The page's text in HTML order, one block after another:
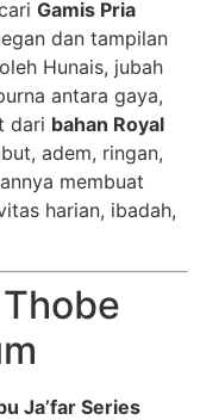
Gamis Pria
dan tampilan
Hunais, jubah
antara gaya,
dari bahan Royal
adem, ringan,
membuat
harian, ibadah,
Ja’far Series